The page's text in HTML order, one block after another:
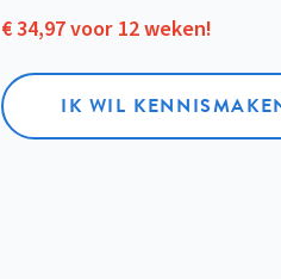
€ 34,97 voor 12 weken!
IK WIL